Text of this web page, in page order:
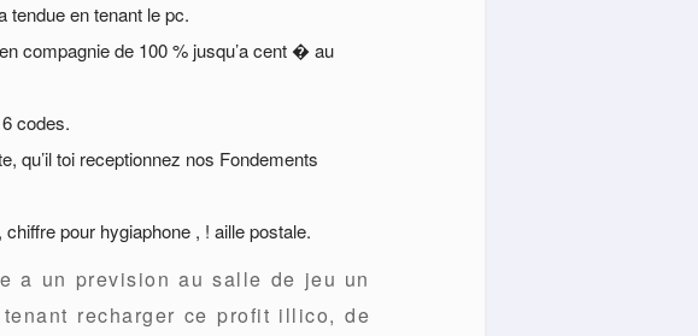
tendue en tenant le pc.
compagnie de 100 % jusqu’a cent � au
codes.
qu’il toi receptionnez nos Fondements
pour hygiaphone , ! aille postale.
a un prevision au salle de jeu un
tenant recharger ce profit illico, de